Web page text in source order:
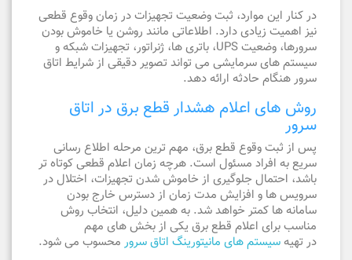
در کنار این موارد، ثبت وضعیت تجهیزات در زمان وقوع قطعی
نیز اهمیت زیادی دارد. اطلاعاتی مانند روشن یا خاموش بودن
سرورها، وضعیت UPS، باتری ها، ژنراتور، تجهیزات شبکه و
سیستم های سرمایشی می تواند تصویر دقیقی از شرایط اتاق
سرور هنگام حادثه ارائه دهد.
روش های اعلام هشدار قطع برق در اتاق
سرور
پس از ثبت وقوع قطع برق، مهم ترین مرحله اطلاع رسانی
سریع به افراد مسئول است. هرچه زمان اعلام قطعی کوتاه تر
باشد، احتمال جلوگیری از خاموش شدن تجهیزات، اختلال در
سرویس ها و افزایش مدت زمان از دسترس خارج بودن
سامانه ها کمتر خواهد شد. به همین دلیل، انتخاب روش
مناسب برای اعلام قطع برق یکی از بخش های مهم
در تهیه سیستم های مانیتورینگ اتاق سرور محسوب می شود.